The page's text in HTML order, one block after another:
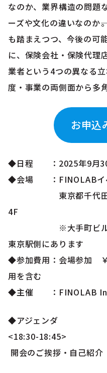
なのか、業界構造の問題
ーズや文化の違いなのか
も踏まえつつ、今後の可
に、保険会社・保険代理
業者という4つの異なる
度・事業の両側面から多
お申込
◆日程 ：2025年9月
◆会場 ：FINOLABイ
東京都千代田区大
4F
※大手町ビルは東
東京駅側にあります
◆参加費用：会場参加
用を含む
◆主催 ：FINOLAB
◆アジェンダ
<18:30-18:45>
開会のご挨拶・自己紹介